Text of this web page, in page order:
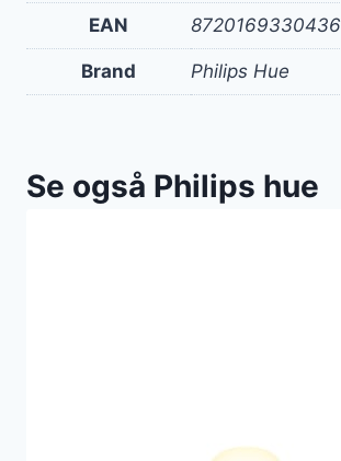
EAN 8720169330436
Brand Philips Hue
Se også Philips hue